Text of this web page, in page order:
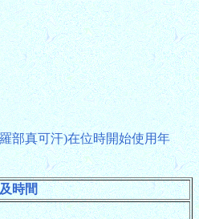
部真可汗)在位時開始使用年
時間